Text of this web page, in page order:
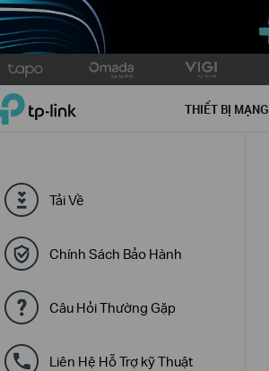
TP-Link, Reliably Smart THIẾT BỊ MẠNG
Tải Về
Chính Sách Bảo Hành
Câu Hỏi Thường Gặp
Liên Hệ Hỗ Trợ kỹ Thuật